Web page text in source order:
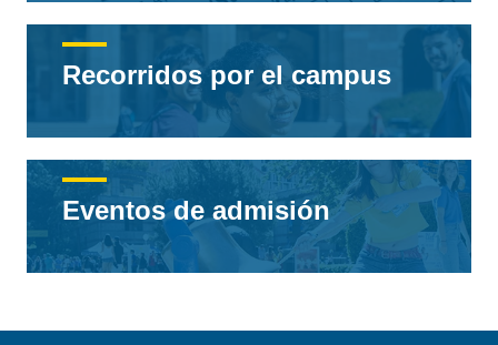
Recorridos por el campus
Eventos de admisión